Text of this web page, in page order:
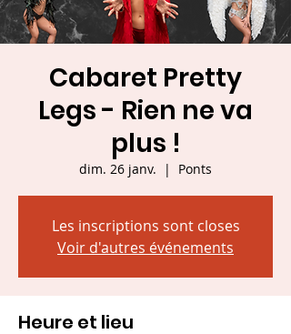
Cabaret Pretty
Legs - Rien ne va
plus !
dim. 26 janv.
  |
Ponts
Les inscriptions sont closes
Voir d'autres événements
Heure et lieu